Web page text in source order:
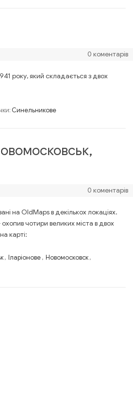
0 коментарів
року, який складається з двох
Синельникове
0 коментарів
на OldMaps в декількох локаціях.
чотири великих міста в двох
карті:
, Іларіонове, Новомосковск,